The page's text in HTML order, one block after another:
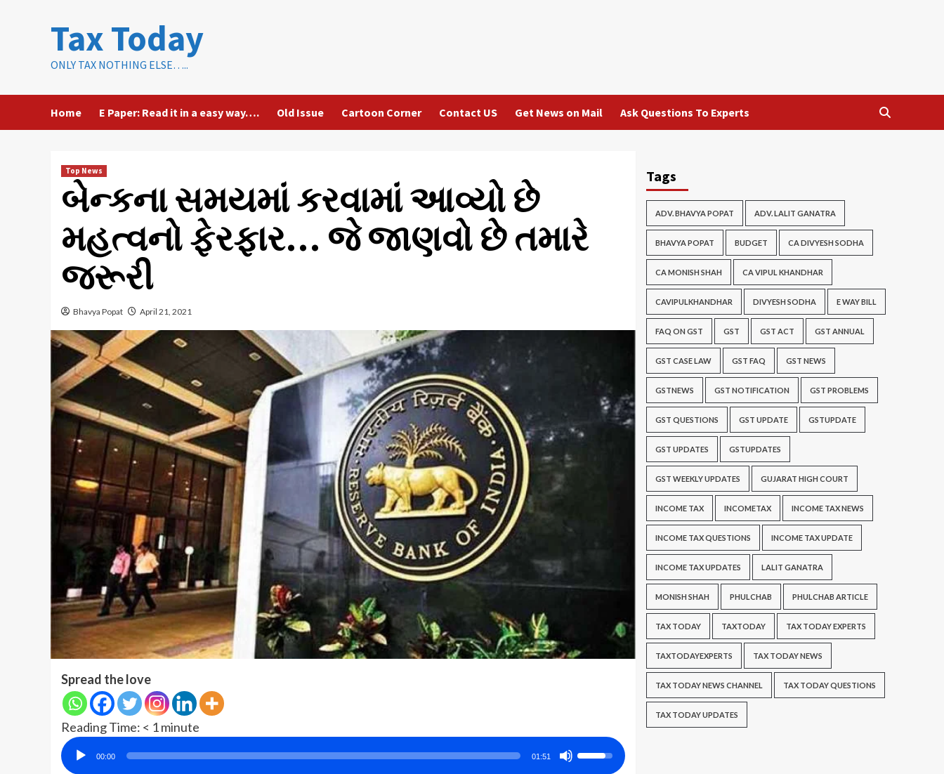
Tax Today
ONLY TAX NOTHING ELSE…..
Home E Paper: Read it in a easy way…. Old Issue Cartoon Corner Contact US Get News on Mail Ask Questions To Experts
Top News
બેન્કના સમયમાં કરવામાં આવ્યો છે
મહત્વનો ફેરફાર… જે જાણવો છે તમારે
જરૂરી
Bhavya Popat April 21, 2021
Spread the love
Reading Time: < 1minute
Audio
Player
00:00 01:51
Use
Up/Down
Tags
ADV. BHAVYA POPAT ADV. LALIT GANATRA
BHAVYA POPAT BUDGET CA DIVYESH SODHA
CA MONISH SHAH CA VIPUL KHANDHAR
CAVIPULKHANDHAR DIVYESH SODHA E WAY BILL
FAQ ON GST GST GST ACT GST ANNUAL
GST CASE LAW GST FAQ GST NEWS
GSTNEWS GST NOTIFICATION GST PROBLEMS
GST QUESTIONS GST UPDATE GSTUPDATE
GST UPDATES GSTUPDATES
GST WEEKLY UPDATES GUJARAT HIGH COURT
INCOME TAX INCOMETAX INCOME TAX NEWS
INCOME TAX QUESTIONS INCOME TAX UPDATE
INCOME TAX UPDATES LALIT GANATRA
MONISH SHAH PHULCHAB PHULCHAB ARTICLE
TAX TODAY TAXTODAY TAX TODAY EXPERTS
TAXTODAYEXPERTS TAX TODAY NEWS
TAX TODAY NEWS CHANNEL TAX TODAY QUESTIONS
TAX TODAY UPDATES